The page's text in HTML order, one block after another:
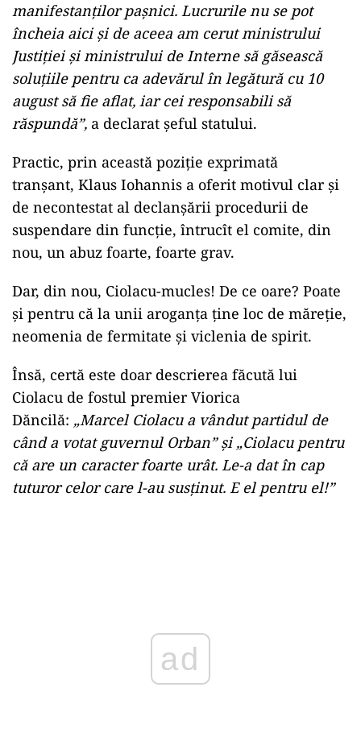
manifestanților pașnici. Lucrurile nu se pot
încheia aici și de aceea am cerut ministrului
Justiției și ministrului de Interne să găsească
soluțiile pentru ca adevărul în legătură cu 10
august să fie aflat, iar cei responsabili să
răspundă”, a declarat șeful statului.
Practic, prin această poziție exprimată
tranșant, Klaus Iohannis a oferit motivul clar și
de necontestat al declanșării procedurii de
suspendare din funcție, întrucît el comite, din
nou, un abuz foarte, foarte grav.
Dar, din nou, Ciolacu-mucles! De ce oare? Poate
și pentru că la unii aroganţa ţine loc de măreţie,
neomenia de fermitate şi viclenia de spirit.
Însă, certă este doar descrierea făcută lui
Ciolacu de fostul premier Viorica
Dăncilă: „Marcel Ciolacu a vândut partidul de
când a votat guvernul Orban” și „Ciolacu pentru
că are un caracter foarte urât. Le-a dat în cap
tuturor celor care l-au susținut. E el pentru el!”
ad